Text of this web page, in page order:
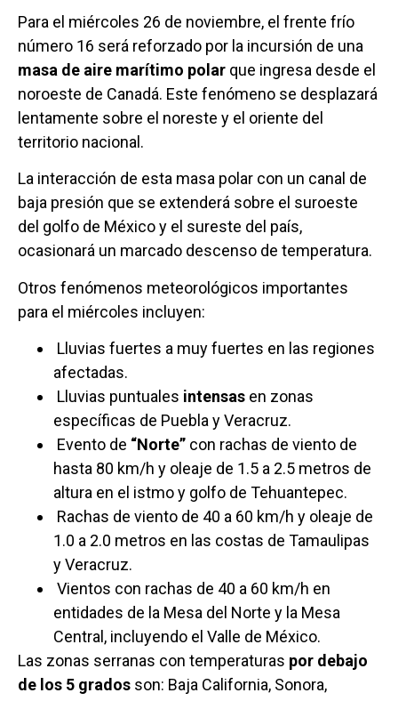
Para el miércoles 26 de noviembre, el frente frío
número 16 será reforzado por la incursión de una
masa de aire marítimo polar que ingresa desde el
noroeste de Canadá. Este fenómeno se desplazará
lentamente sobre el noreste y el oriente del
territorio nacional.
La interacción de esta masa polar con un canal de
baja presión que se extenderá sobre el suroeste
del golfo de México y el sureste del país,
ocasionará un marcado descenso de temperatura.
Otros fenómenos meteorológicos importantes
para el miércoles incluyen:
Lluvias fuertes a muy fuertes en las regiones
afectadas.
Lluvias puntuales intensas en zonas
específicas de Puebla y Veracruz.
Evento de “Norte” con rachas de viento de
hasta 80 km/h y oleaje de 1.5 a 2.5 metros de
altura en el istmo y golfo de Tehuantepec.
Rachas de viento de 40 a 60 km/h y oleaje de
1.0 a 2.0 metros en las costas de Tamaulipas
y Veracruz.
Vientos con rachas de 40 a 60 km/h en
entidades de la Mesa del Norte y la Mesa
Central, incluyendo el Valle de México.
Las zonas serranas con temperaturas por debajo
de los 5 grados son: Baja California, Sonora,